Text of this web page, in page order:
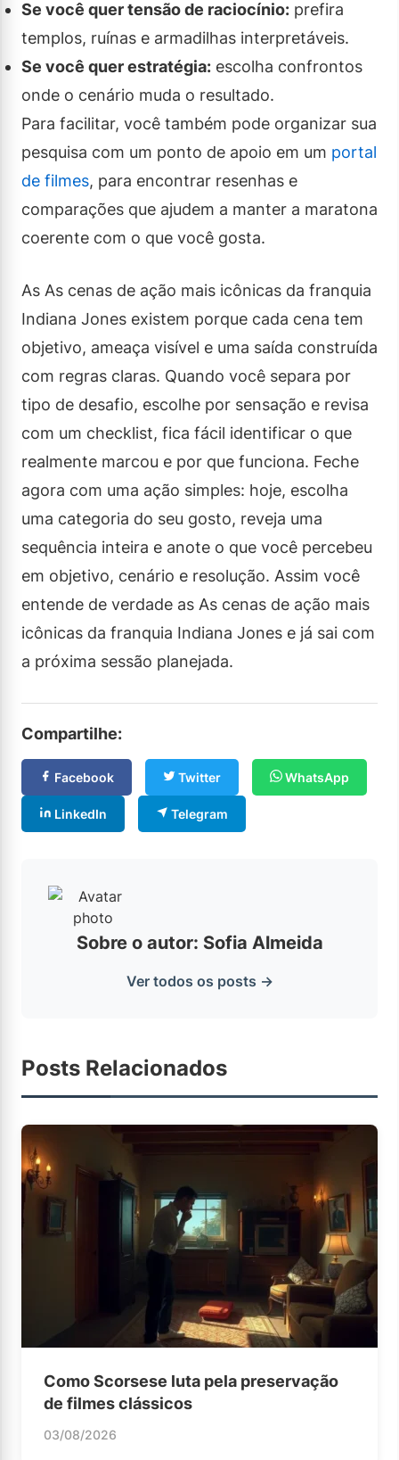
Se você quer tensão de raciocínio: prefira
templos, ruínas e armadilhas interpretáveis.
Se você quer estratégia: escolha confrontos
onde o cenário muda o resultado.
Para facilitar, você também pode organizar sua
pesquisa com um ponto de apoio em um portal
de filmes, para encontrar resenhas e
comparações que ajudem a manter a maratona
coerente com o que você gosta.
As As cenas de ação mais icônicas da franquia
Indiana Jones existem porque cada cena tem
objetivo, ameaça visível e uma saída construída
com regras claras. Quando você separa por
tipo de desafio, escolhe por sensação e revisa
com um checklist, fica fácil identificar o que
realmente marcou e por que funciona. Feche
agora com uma ação simples: hoje, escolha
uma categoria do seu gosto, reveja uma
sequência inteira e anote o que você percebeu
em objetivo, cenário e resolução. Assim você
entende de verdade as As cenas de ação mais
icônicas da franquia Indiana Jones e já sai com
a próxima sessão planejada.
Compartilhe:
Facebook Twitter WhatsApp
LinkedIn Telegram
Sobre o autor: Sofia Almeida
Ver todos os posts →
Posts Relacionados
Como Scorsese luta pela preservação
de filmes clássicos
03/08/2026